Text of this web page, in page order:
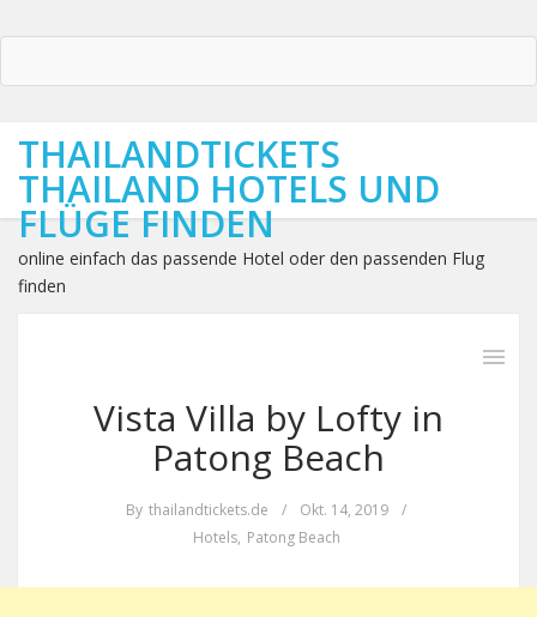
THAILANDTICKETS
THAILAND HOTELS UND
FLÜGE FINDEN
online einfach das passende Hotel oder den passenden Flug
finden
Vista Villa by Lofty in
Patong Beach
By thailandtickets.de / Okt. 14, 2019
/
Hotels, Patong Beach